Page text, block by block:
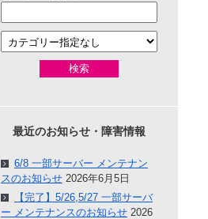
検索
最近のお知らせ・障害情報
6/8 一部サーバー メンテナン
スのお知らせ 2026年6月5日
【完了】5/26,5/27 一部サーバ
ー メンテナンスのお知らせ 2026